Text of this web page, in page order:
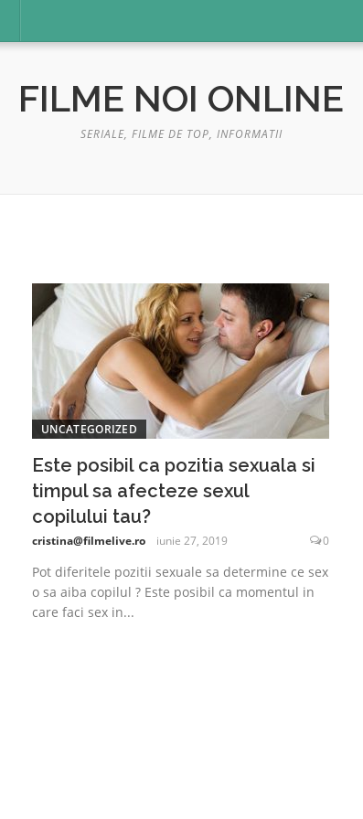
FILME NOI ONLINE
SERIALE, FILME DE TOP, INFORMATII
UNCATEGORIZED
Este posibil ca pozitia sexuala si
timpul sa afecteze sexul
copilului tau?
cristina@filmelive.ro iunie 27, 2019 0
Pot diferitele pozitii sexuale sa determine ce sex
o sa aiba copilul ? Este posibil ca momentul in
care faci sex in...